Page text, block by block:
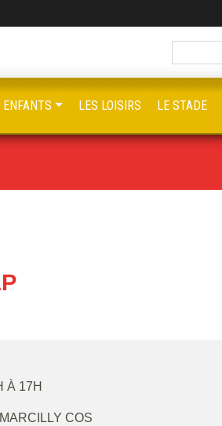
À 17H
MARCILLY COS
ENFANTS LES LOISIRS LE STADE